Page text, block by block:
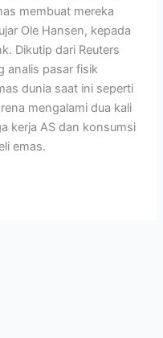
membuat mereka
Ole Hansen, kepada
Dikutip dari Reuters
analis pasar fisik
dunia saat ini seperti
mengalami dua kali
kerja AS dan konsumsi
emas.